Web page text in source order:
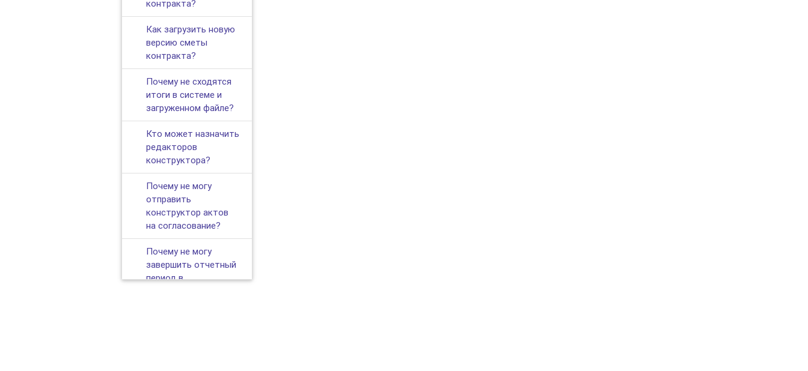
контракта?
Как загрузить новую
версию сметы
контракта?
Почему не сходятся
итоги в системе и
загруженном файле?
Кто может назначить
редакторов
конструктора?
Почему не могу
отправить
конструктор актов
на согласование?
Почему не могу
завершить отчетный
период в